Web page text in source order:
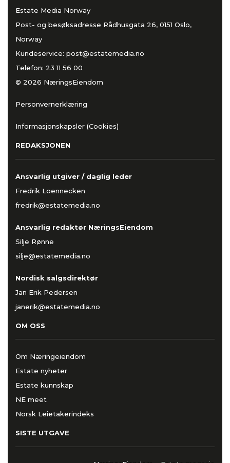
Estate Media Norway
Post- og besøksadresse Rådhusgata 26, 0151 Oslo,
Norway
Kundeservice: post@estatemedia.no
Telefon: 23 11 56 00
© 2026 NæringsEiendom
Personvernerklæring
Informasjonskapsler (Cookies)
REDAKSJONEN
Ansvarlig utgiver / daglig leder
Fredrik Loennecken
fredrik@estatemedia.no
Ansvarlig redaktør NæringsEiendom
Silje Rønne
silje@estatemedia.no
Nordisk salgsdirektør
Jan Erik Pedersen
janerik@estatemedia.no
OM OSS
Om Næringeiendom
Estate nyheter
Estate kunnskap
NE meet
Norsk Leietakerindeks
SISTE UTGAVE